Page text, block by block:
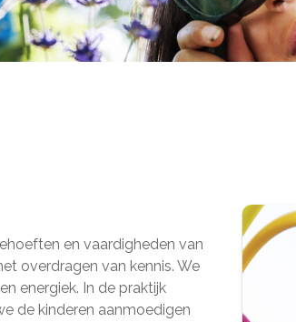
en vaardigheden van
overdragen van kennis. We
energiek. In de praktijk
de kinderen aanmoedigen